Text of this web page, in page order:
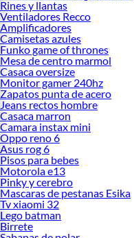
Rines y llantas
Ventiladores Recco
Amplificadores
Camisetas azules
Funko game of thrones
Mesa de centro marmol
Casaca oversize
Monitor gamer 240hz
Zapatos punta de acero
Jeans rectos hombre
Casaca marron
Camara instax mini
Oppo reno 6
Asus rog 6
Pisos para bebes
Motorola e13
Pinky y cerebro
Mascaras de pestanas Esika
Tv xiaomi 32
Lego batman
Birrete